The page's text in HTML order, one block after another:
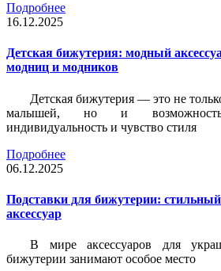
Подробнее
16.12.2025
Детская бижутерия: модный
модниц и модников
Детская бижутерия — это не
малышей, но и
индивидуальность и чувство стиля
Подробнее
06.12.2025
Подставки для бижутерии:
аксессуар
В мире аксессуаров для
бижутерии занимают особое место